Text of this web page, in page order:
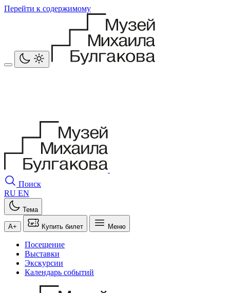
Перейти к содержимому
Поиск
RU EN
Тема
A+ Купить билет Меню
Посещение
Выставки
Экскурсии
Календарь событий